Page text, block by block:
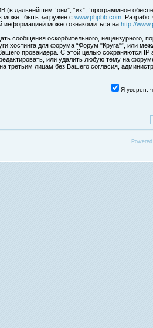
дальнейшем “они”, “их”, “программное
может быть загружен с www.phpbb.com .
информацией можно ознакомиться на http://
сообщения оскорбительного, нецензурного,
хостинга для форума “Форум "Круга"”, или
провайдера. С этой целью сохраняются
или удалить любую тему на
лицам без Вашего согласия,
Я уверен,